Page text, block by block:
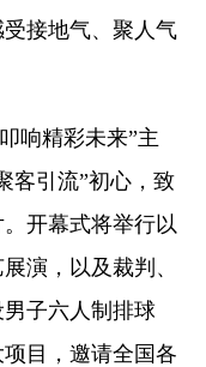
接地气、聚人气
响精彩未来”主
客引流”初心，致
开幕式将举行以
演，以及裁判、
子六人制排球
目，邀请全国各